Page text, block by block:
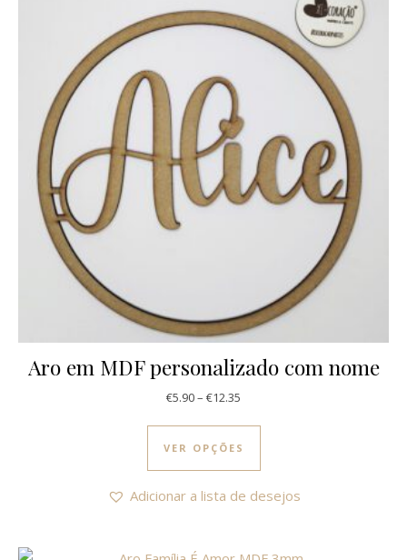
Aro em MDF personalizado com nome
€5.90– €12.35
VER OPÇÕES
This product has
Adicionar a lista de desejos